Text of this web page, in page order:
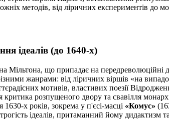
методів, від ліричних експериментів до
ідеалів (до 1640-х)
Мільтона, що припадає на передреволюційні
жанрами: від ліричних віршів «на
мотивів, властивих поезії
критика розпущеного двору та свавілля
х років, зокрема у п'єсі-масці «Комус»
ідеалів, притаманний йому дидактизм